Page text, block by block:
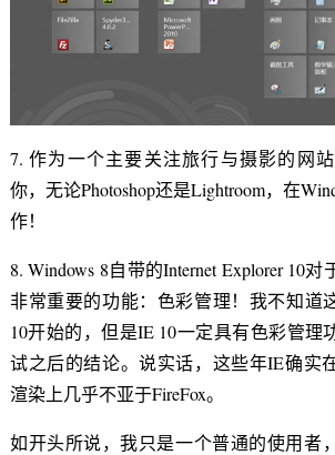
7. 作为一个主要关注旅行与摄影的网
你，无论Photoshop还是Lightroom，在
作！
8. Windows 8自带的Internet Explorer 10
非常重要的功能：色彩管理！我不知道
10开始的，但是IE 10一定具有色彩管理
试之后的结论。说实话，这些年IE确实
渲染上几乎不亚于FireFox。
如开头所说，我只是一个普通的使用者